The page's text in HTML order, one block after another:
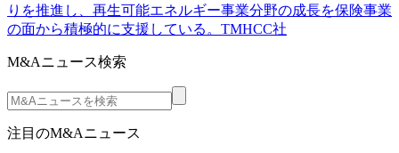
りを推進し、再生可能エネルギー事業分野の成長を保険事業
の面から積極的に支援している。TMHCC社
M&Aニュース検索
注目のM&Aニュース